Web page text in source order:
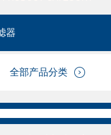
器
全部产品分类